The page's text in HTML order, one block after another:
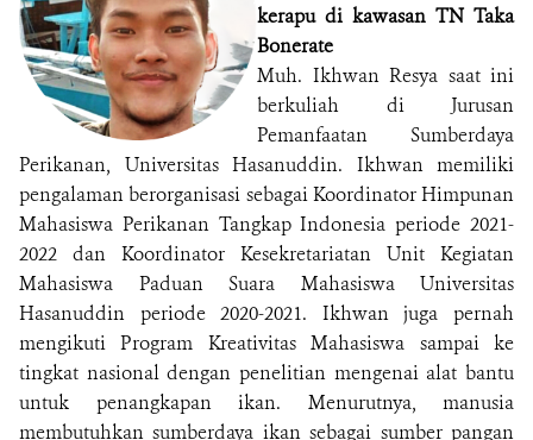
kerapu di kawasan TN Taka
Bonerate
Muh. Ikhwan Resya saat ini
berkuliah di Jurusan
Pemanfaatan Sumberdaya
Perikanan, Universitas Hasanuddin. Ikhwan memiliki
pengalaman berorganisasi sebagai Koordinator Himpunan
Mahasiswa Perikanan Tangkap Indonesia periode 2021-
2022 dan Koordinator Kesekretariatan Unit Kegiatan
Mahasiswa Paduan Suara Mahasiswa Universitas
Hasanuddin periode 2020-2021. Ikhwan juga pernah
mengikuti Program Kreativitas Mahasiswa sampai ke
tingkat nasional dengan penelitian mengenai alat bantu
untuk penangkapan ikan. Menurutnya, manusia
membutuhkan sumberdaya ikan sebagai sumber pangan